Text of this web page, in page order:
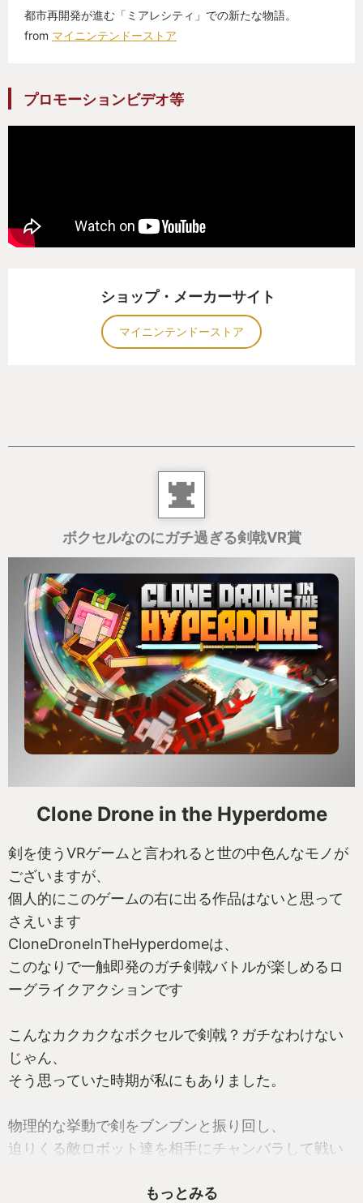
舞台となるミアレシティには野生のポケモンが生息
す
臆病なポケモンはコチラが気づくよりも先に逃げら
など、
人とポケモンが共存したら発生するであろう良い点
文字通り観光が非常に面白い作りで、オープンワー
ルドな作りに非常にマッチしています。
都市再開発が進む「ミアレシティ」での新たな物語。
from マイニンテンドーストア
プロモーションビデオ等
ショップ・メーカーサイト
マイニンテンドーストア
ボクセルなのにガチ過ぎる剣戟VR賞
Clone Drone in the Hyperdome
剣を使うVRゲームと言われると世の中色んなモノが
ございますが、
個人的にこのゲームの右に出る作品はないと思って
さえいます
CloneDroneInTheHyperdomeは、
このなりで一触即発のガチ剣戟バトルが楽しめるロ
ーグライクアクションです
こんなカクカクなボクセルで剣戟？ガチなわけない
じゃん、
そう思っていた時期が私にもありました。
物理的な挙動で剣をブンブンと振り回し、
迫りくる敵ロボット達を相手にチャンバラして戦い
もっとみる